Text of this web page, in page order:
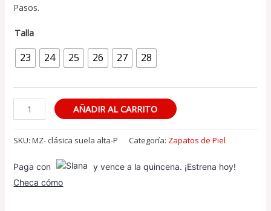
Pasos.
Talla
23 24 25 26 27 28
Bota
de
Piel
Brillante
Suela
AÑADIR AL CARRITO
SKU:MZ- clásica suela alta-P Categoría: Zapatos de Piel
Paga con
y vence a la quincena. ¡Estrena hoy!
Checa cómo